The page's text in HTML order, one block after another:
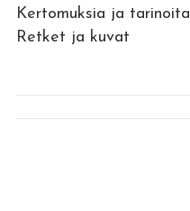
Kertomuksia ja tarinoita
Retket ja kuvat